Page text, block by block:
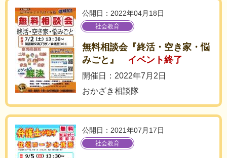
公開日：2022年04月18日
社会教育
無料相談会『終活・空き家・悩
みごと』
イベント終了
開催日：2022年7月2日
おかざき相談隊
公開日：2021年07月17日
社会教育